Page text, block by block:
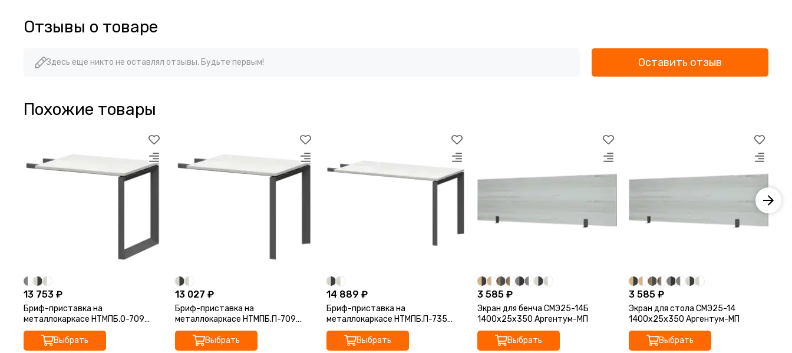
Отзывы о товаре
Здесь еще никто не оставлял отзывы. Будьте первым! Оставить отзыв
Похожие товары
13 753 ₽
Бриф-приставка на
металлокаркасе НТМПБ.О-709
900x730x750 Аргентум-МП
Выбрать
13 027 ₽
Бриф-приставка на
металлокаркасе НТМПБ.П-709
900x730x750 Аргентум-МП
Выбрать
14 889 ₽
Бриф-приставка на
металлокаркасе НТМПБ.П-735
1350x730x750 Аргентум-МП
Выбрать
3 585 ₽
Экран для бенча СМЭ25-14Б
1400x25x350 Аргентум-МП
Выбрать
3 585 ₽
Экран для стола СМЭ25-14
1400x25x350 Аргентум-МП
Выбрать